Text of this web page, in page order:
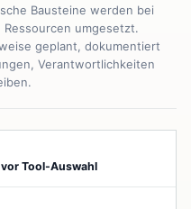
Bausteine werden bei
umgesetzt.
geplant, dokumentiert
Verantwortlichkeiten
Tool-Auswahl